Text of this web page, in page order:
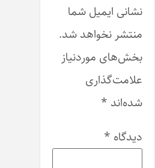
نشانی ایمیل شما
منتشر نخواهد شد.
بخش‌های موردنیاز
علامت‌گذاری
شده‌اند *
دیدگاه *